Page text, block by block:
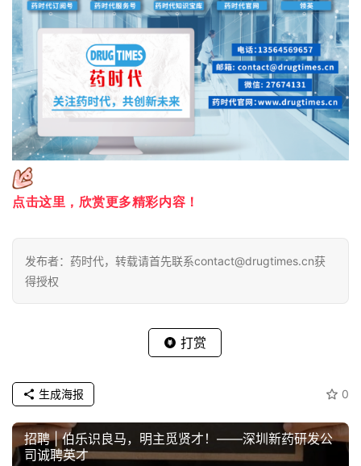
点击这里，欣赏更多精彩内容！
发布者：药时代，转载请首先联系contact@drugtimes.cn获
得授权
打赏
0
生成海报
招聘 | 伯乐识良马，明主觅贤才！——深圳新药研发公
司诚聘英才